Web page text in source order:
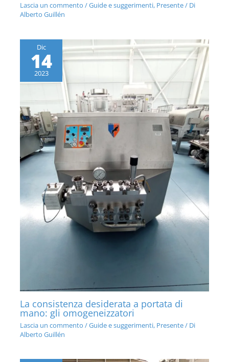
Lascia un commento /Guide e suggerimenti, Presente/ Di
Alberto Guillén
Dic
14
2023
La consistenza desiderata a portata di
mano: gli omogeneizzatori
Lascia un commento /Guide e suggerimenti, Presente/ Di
Alberto Guillén